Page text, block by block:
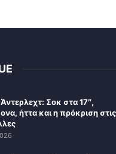
Σοκ στα 17″,
ήττα και η πρόκριση στις